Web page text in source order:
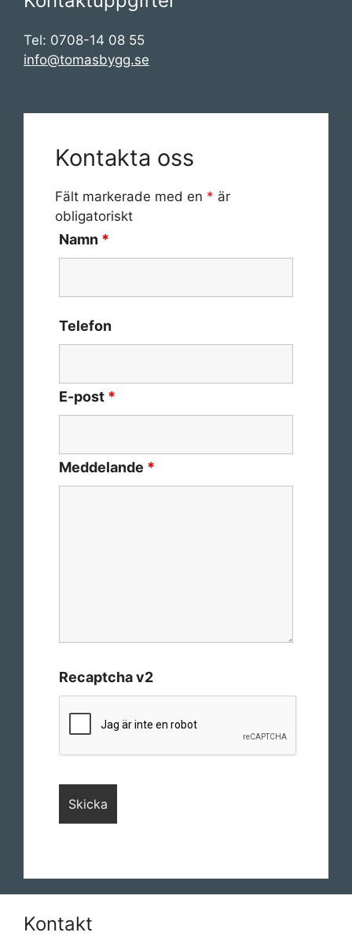
Tel: 0708-14 08 55
info@tomasbygg.se
Kontakta oss
Fält markerade med en * är
obligatoriskt
Namn *
Telefon
E-post *
Meddelande *
Recaptcha v2
Kontakt